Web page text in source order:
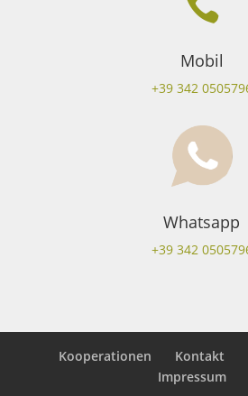
Mobil
+39 342
Whatsapp
+39 342
Kooperationen Kontakt
Impressum